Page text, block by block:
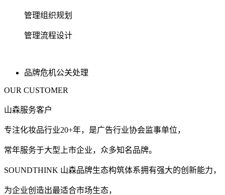
管理组织规划
管理流程设计
品牌危机公关处理
OUR CUSTOMER
山森服务客户
专注化妆品行业20+年，是广告行业协会监事单位，
常年服务于大型上市企业，众多知名品牌。
SOUNDTHINK 山森品牌生态构筑体系拥有强大的创新能力，
为企业创造出最适合市场生态，